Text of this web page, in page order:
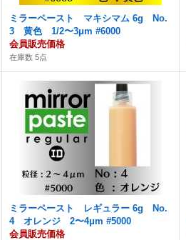
ミラーペースト マキシマム 6g No.
3 黄色 1/2〜3μm #6000
会員販売価格
在庫数 5点
ミラーペースト レギュラー 6g No.
4 オレンジ 2〜4μm #5000
会員販売価格